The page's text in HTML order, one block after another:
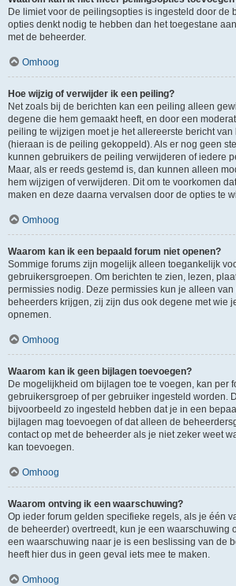
De limiet voor de peilingsopties is ingesteld door de
opties denkt nodig te hebben dan het toegestane
met de beheerder.
Omhoog
Hoe wijzig of verwijder ik een peiling?
Net zoals bij de berichten kan een peiling alleen
degene die hem gemaakt heeft, en door een
peiling te wijzigen moet je het allereerste bericht
(hieraan is de peiling gekoppeld). Als er nog geen
kunnen gebruikers de peiling verwijderen of iedere
Maar, als er reeds gestemd is, dan kunnen alleen
hem wijzigen of verwijderen. Dit om te voorkomen
maken en deze daarna vervalsen door de opties te
Omhoog
Waarom kan ik een bepaald forum niet openen?
Sommige forums zijn mogelijk alleen toegankelijk
gebruikersgroepen. Om berichten te zien, lezen,
permissies nodig. Deze permissies kun je alleen van
beheerders krijgen, zij zijn dus ook degene met wie
opnemen.
Omhoog
Waarom kan ik geen bijlagen toevoegen?
De mogelijkheid om bijlagen toe te voegen, kan per
gebruikersgroep of per gebruiker ingesteld worden.
bijvoorbeeld zo ingesteld hebben dat je in een
bijlagen mag toevoegen of dat alleen de
contact op met de beheerder als je niet zeker weet
kan toevoegen.
Omhoog
Waarom ontving ik een waarschuwing?
Op ieder forum gelden specifieke regels, als je één
de beheerder) overtreedt, kun je een waarschuwing
een waarschuwing naar je is een beslissing van de
heeft hier dus in geen geval iets mee te maken.
Omhoog